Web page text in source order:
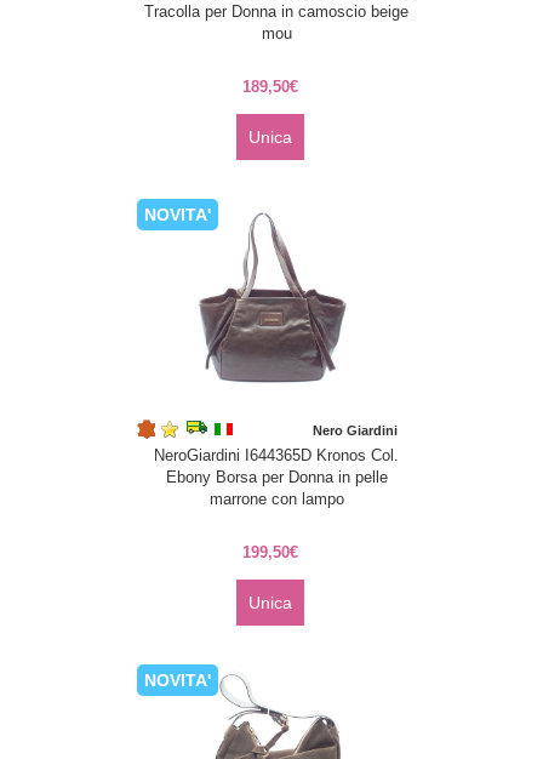
Tracolla per Donna in camoscio beige
mou
189,50€
Unica
NOVITA'
Nero Giardini
NeroGiardini I644365D Kronos Col.
Ebony Borsa per Donna in pelle
marrone con lampo
199,50€
Unica
NOVITA'